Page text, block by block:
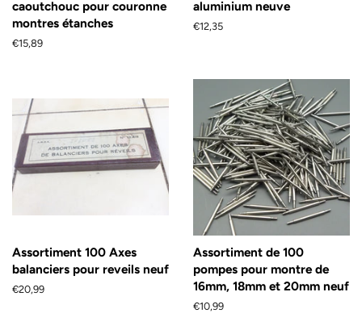
caoutchouc pour couronne
montres étanches
Prix
€15,89
aluminium neuve
Prix
€12,35
Assortiment 100 Axes
balanciers pour reveils neuf
Prix
€20,99
Assortiment de 100
pompes pour montre de
16mm, 18mm et 20mm neuf
Prix
€10,99